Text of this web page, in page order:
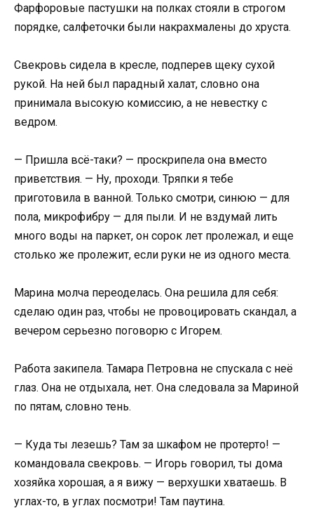
Фарфоровые пастушки на полках стояли в строгом
порядке, салфеточки были накрахмалены до хруста.
Свекровь сидела в кресле, подперев щеку сухой
рукой. На ней был парадный халат, словно она
принимала высокую комиссию, а не невестку с
ведром.
— Пришла всё-таки? — проскрипела она вместо
приветствия. — Ну, проходи. Тряпки я тебе
приготовила в ванной. Только смотри, синюю — для
пола, микрофибру — для пыли. И не вздумай лить
много воды на паркет, он сорок лет пролежал, и еще
столько же пролежит, если руки не из одного места.
Марина молча переоделась. Она решила для себя:
сделаю один раз, чтобы не провоцировать скандал, а
вечером серьезно поговорю с Игорем.
Работа закипела. Тамара Петровна не спускала с неё
глаз. Она не отдыхала, нет. Она следовала за Мариной
по пятам, словно тень.
— Куда ты лезешь? Там за шкафом не протерто! —
командовала свекровь. — Игорь говорил, ты дома
хозяйка хорошая, а я вижу — верхушки хватаешь. В
углах-то, в углах посмотри! Там паутина.